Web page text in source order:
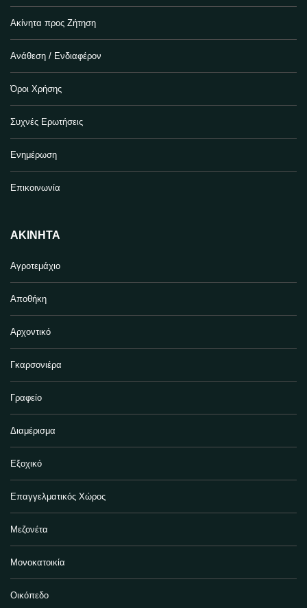
Ακίνητα προς Ζήτηση
Ανάθεση / Ενδιαφέρον
Όροι Χρήσης
Συχνές Ερωτήσεις
Ενημέρωση
Επικοινωνία
ΑΚΊΝΗΤΑ
Αγροτεμάχιο
Αποθήκη
Αρχοντικό
Γκαρσονιέρα
Γραφείο
Διαμέρισμα
Εξοχικό
Επαγγελματικός Χώρος
Μεζονέτα
Μονοκατοικία
Οικόπεδο